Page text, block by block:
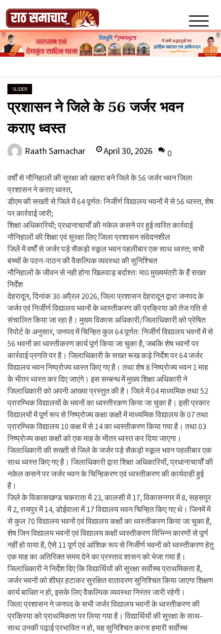
content
Raath Samachar
SLIDER
प्रशासन ने जिले के 56 जर्जर भवन
कराए ध्वस्त
Raath Samachar April 30, 2026 0
वर्षों से नौनिहालों की सुरक्षा को खतरा बने जिले के 56 जर्जर भवन जिला
प्रशासन ने कराए ध्वस्त,
डीएम की सख्ती से जिले में 64 पूर्णतः निर्जीर्ण विद्यालय भवनों में से 56 ध्वस्त, शेष
पर कार्रवाई जारी;
शिक्षा अधिकारियों; प्रधानाचार्यों की नकेल कसने पर हुई त्वरित कार्रवाई
नौनिहालों की शिक्षा एवं सुरक्षा लिए जिला प्रशासन संवेदनशील
जिलें में वर्षों से जर्जर पड़े सैकड़ो स्कूल भवन पहलीबार एक साथ ध्वस्त; सभी
बच्चों के पठन-पाठन की वैकल्पिक व्यवस्था की सुनिश्चित
नौनिहालों के जीवन से नही होगा खिलवाड़ बर्दाश्तः मा0 मुख्यमंत्री के हैं सख्त
निर्देश
देहरादून, दिनांक 30 अपै्रल 2026, जिला प्रशासन देहरादून द्वारा जनपद के
जर्जर एवं निर्जीर्ण विद्यालय भवनों के ध्वस्तीकरण की प्रक्रिया को तेज गति से
संचालित किया जा रहा है। मुख्य विकास अधिकारी/जिलाधिकारी को प्रेषित
रिपोर्ट के अनुसार, जनपद में चिन्हित कुल 64 पूर्णतः निर्जीर्ण विद्यालय भवनों में से
56 भवनों का ध्वस्तीकरण कार्य पूर्ण किया जा चुका है, जबकि शेष भवनों पर
कार्रवाई प्रगति पर है। जिलाधिकारी के सख्त रूख कड़े निर्देश पर 64 जर्जर
विद्यालय भवन निष्प्रोज्य ध्वस्त किए गए है। तथा शेष 8 निष्प्रोज्य भवन 1 माह
के भीतर ध्वस्त कर दिए जाएंगे। इस सम्बन्ध में मुख्य शिक्षा अधिकारी ने
जिलाधिकारी को अपनी आख्या प्रस्तुत की है। जिले में 04 माध्यमिक तथा 52
प्रारम्भिक विद्यालयों के भवनों का ध्वस्तीरकण किया जा चुका है। इसी प्रकार
विद्यालयों में पूर्ण रूप से निष्प्रोज्य कक्षा कक्षों में माध्यमिक विद्यालय के 07 तथा
प्रारम्भिक विद्यालय 10 कक्ष में से 14 का ध्वस्तीकरण किया गया है। तथा 03
निष्प्रोज्य कक्षा कक्षों को एक माह के भीतर ध्वस्त कर दिया जाएगा।
जिलाधिकारी की सख्ती से जिले के जर्जर पड़े सैकड़ो स्कूल भवन पहलीबार एक
साथ ध्वस्त किए गए है। जिलाधिकारी द्वारा शिक्षा अधिकारियों, प्रधानाचार्यों की
नकेल कसने पर जर्जर भवन के चिन्हिकरण एवं ध्वस्तीकरण की कार्यवाही हुई
है।
जिले के विकासखण्ड चकराता में 23, कालसी में 17, विकासनगर में 8, सहसपुर
में 2, रायपुर में 14, डोईवाला में 17 विद्यालय भवन चिन्हित किए गए थे। जिनमें में
से कुल 70 विद्यालय भवनों एवं विद्यालय कक्षों का ध्वस्तीकरण किया जा चुका है,
शेष जिन विद्यालय भवनों एवं विद्यालय कक्षों ध्वस्तीकरण विभिन्न कारणों से पूर्ण
नहीं हो पाया है, ऐसे 11 पूर्ण एवं आंशिक रूप से निर्जीर्ण भवनों को ध्वस्तीकरण हेतु
एक माह का अतिरिक्त समय देने का प्रस्ताव शासन को भेजा गया है।
जिलाधिकारी ने निर्देश दिए कि विद्यार्थियों की सुरक्षा सर्वाेच्च प्राथमिकता है,
जर्जर भवनों को शीघ्र हटाकर सुरक्षित वातावरण सुनिश्चित किया जाएगा शिक्षण
कार्य बाधित न हो, इसके लिए वैकल्पिक व्यवस्था निरंतर जारी रहेगी।
जिला प्रशासन ने जनपद के सभी जर्जर विद्यालय भवनों के ध्वस्तीकरण की
प्रक्रिया को प्राथमिकता पर लिया गया है। विद्यार्थियों की सुरक्षा के साथ-
साथ उनकी पढ़ाई प्रभावित न हो, यह सुनिश्चित करना हमारी सर्वाेच्च